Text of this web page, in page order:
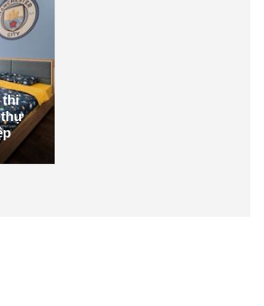
thi
thự